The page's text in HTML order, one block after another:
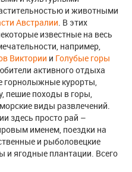
и животными
Австралии. В этих
известные на весь
например,
Виктории и Голубые горы
активного отдыха
горнолыжные курорты,
пешие походы в горы,
виды развлечений.
здесь просто рай –
именем, поездки на
и рыболовецкие
и ягодные плантации. Всего